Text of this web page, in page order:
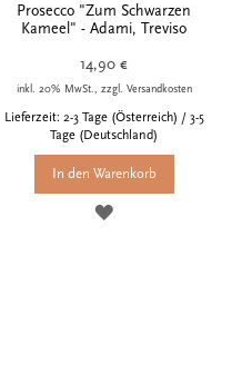
Prosecco "Zum Schwarzen
Kameel" - Adami, Treviso
14,90 €
inkl. 20% MwSt., zzgl. Versandkosten
Lieferzeit: 2-3 Tage (Österreich) / 3-5
Tage (Deutschland)
In den Warenkorb
ZUR